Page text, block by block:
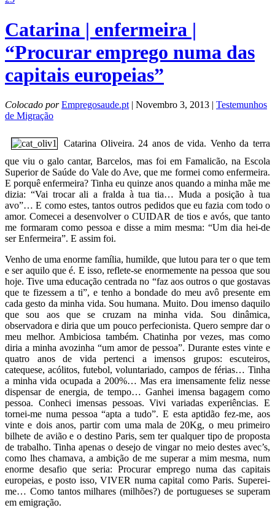
Catarina | enfermeira |
“Procurar emprego numa das
capitais europeias”
Colocado por Empregosaude.pt | Novembro 3, 2013 | Testemunhos
de Migração
Catarina Oliveira. 24 anos de vida. Venho da terra
que viu o galo cantar, Barcelos, mas foi em Famalicão, na Escola
Superior de Saúde do Vale do Ave, que me formei como enfermeira.
E porquê enfermeira? Tinha eu quinze anos quando a minha mãe me
dizia: “Vai trocar ali a fralda à tua tia… Muda a posição à tua
avo”… E como estes, tantos outros pedidos que eu fazia com todo o
amor. Comecei a desenvolver o CUIDAR de tios e avós, que tanto
me formaram como pessoa e disse a mim mesma: “Um dia hei-de
ser Enfermeira”. E assim foi.
Venho de uma enorme família, humilde, que lutou para ter o que tem
e ser aquilo que é. E isso, reflete-se enormemente na pessoa que sou
hoje. Tive uma educação centrada no “faz aos outros o que gostavas
que te fizessem a ti”, e tenho a bondade do meu avô presente em
cada gesto da minha vida. Sou humana. Muito. Dou imenso daquilo
que sou aos que se cruzam na minha vida. Sou dinâmica,
observadora e diria que um pouco perfecionista. Quero sempre dar o
meu melhor. Ambiciosa também. Chatinha por vezes, mas como
diria a minha avozinha “um amor de pessoa”. Durante estes vinte e
quatro anos de vida pertenci a imensos grupos: escuteiros,
catequese, acólitos, futebol, voluntariado, campos de férias… Tinha
a minha vida ocupada a 200%… Mas era imensamente feliz nesse
dispensar de energia, de tempo… Ganhei imensa bagagem como
pessoa. Conheci imensas pessoas. Vivi variadas experiências. E
tornei-me numa pessoa “apta a tudo”. E esta aptidão fez-me, aos
vinte e dois anos, partir com uma mala de 20Kg, o meu primeiro
bilhete de avião e o destino Paris, sem ter qualquer tipo de proposta
de trabalho. Tinha apenas o desejo de vingar no meio destes avec’s,
como lhes chamava, a ambição de me superar a mim mesma, num
enorme desafio que seria: Procurar emprego numa das capitais
europeias, e posto isso, VIVER numa capital como Paris. Superei-
me… Como tantos milhares (milhões?) de portugueses se superam
em emigração.